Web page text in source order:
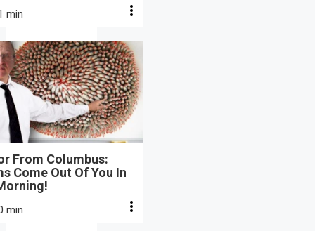
min
From Columbus:
Come Out Of You In
min